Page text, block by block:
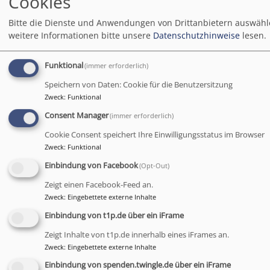
Abend-Gottesdienst
Dekan a. D. Hans Peetz
Obernsees St. Rupert Obernsees
Mo, 17.8. - Fr, 21.8.
Ferientag am Fichtelsee für Konfis
Anja Fuchs / Kerstin Schröder
Fichtelberg Fichtelsee
Mi, 19.8. 12-12:30 Uhr
Orgelmatinee zur Festspielzeit
Bayreuth Stadtkirche Bayreuth
Sa, 22.8. 19 Uhr
Abend-Gottesdienst
Alexander Bischoff - CVJM-Sekretär
Obernsees St. Rupert Obernsees
Bitte die Dienste und Anwendungen von Drittanbietern
weitere Informationen bitte unsere Datenschutzhinweise lesen.
Funktional(immer erforderlich)
Speichern von Daten: Cookie für die Benutzersitzung
Zweck: Funktional
Consent Manager(immer erforderlich)
Cookie Consent speichert Ihre Einwilligungsstatus im Browser
Zweck: Funktional
Einbindung von Facebook(Opt-Out)
Zeigt einen Facebook-Feed an.
Zweck: Eingebettete externe Inhalte
Einbindung von t1p.de über ein iFrame
Zeigt Inhalte von t1p.de innerhalb eines iFrames an.
Zweck: Eingebettete externe Inhalte
Einbindung von spenden.twingle.de über ein iFrame